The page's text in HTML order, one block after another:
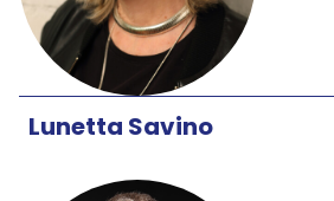
Lunetta Savino